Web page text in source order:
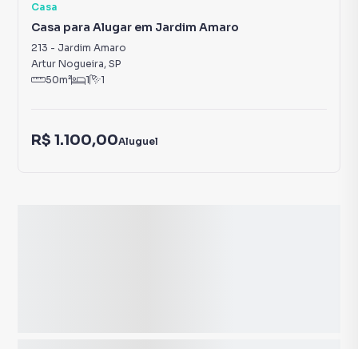
Casa
Casa para Alugar em Jardim Amaro
213 - Jardim Amaro
Artur Nogueira, SP
50m² 1 1
R$ 1.100,00Aluguel